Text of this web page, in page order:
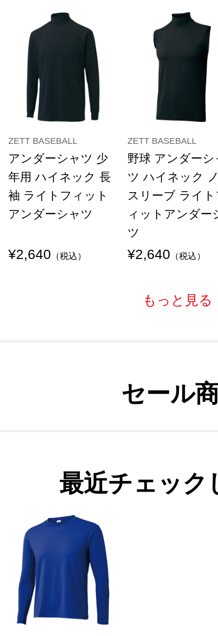
ZETT BASEBALL
アンダーシャツ 少
年用 ハイネック 長
袖 ライトフィット
アンダーシャツ
¥2,640 （税込）
ZETT BASEBALL
野球 アンダーシ
ツ ハイネック
スリーブ ライ
ィットアンダー
ツ
¥2,640 （税込）
もっと見る
セール
最近チェック